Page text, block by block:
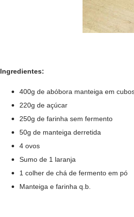
Ingredientes:
400g de abóbora manteiga em
220g de açúcar
250g de farinha sem fermento
50g de manteiga derretida
4 ovos
Sumo de 1 laranja
1 colher de chá de fermento em pó
Manteiga e farinha q.b.